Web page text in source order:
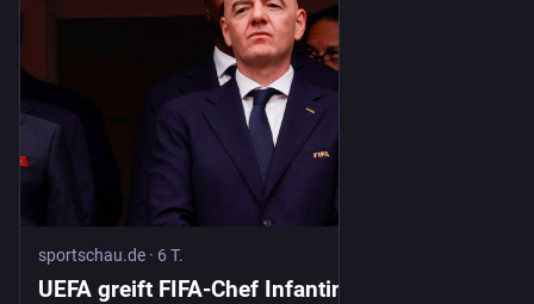
sportschau.de · 6 T.
UEFA greift FIFA-Chef Infantino direkt an